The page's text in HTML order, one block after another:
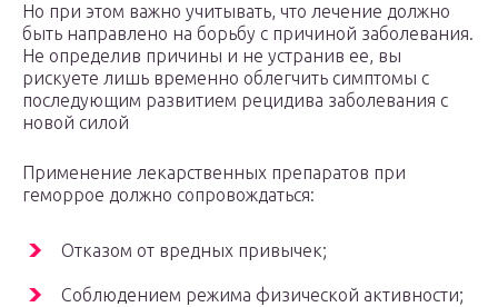
Но при этом важно учитывать, что лечение должно
быть направлено на борьбу с причиной заболевания.
Не определив причины и не устранив ее, вы
рискуете лишь временно облегчить симптомы с
последующим развитием рецидива заболевания с
новой силой
Применение лекарственных препаратов при
геморрое должно сопровождаться:
Отказом от вредных привычек;
Соблюдением режима физической активности;